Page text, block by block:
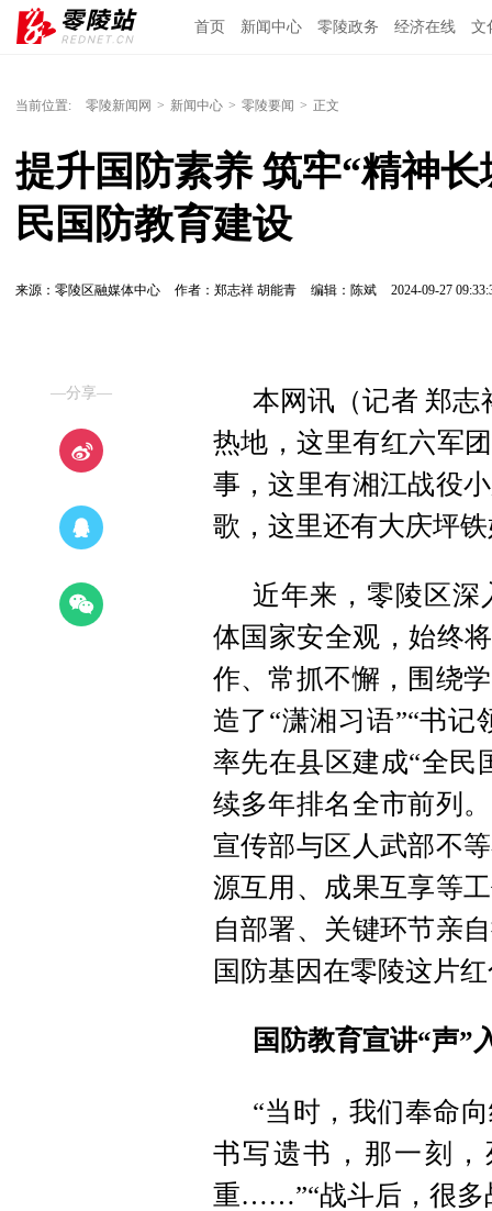
首页 新闻中心 零陵政务 经济在线 文
当前位置: 零陵新闻网 > 新闻中心 > 零陵要闻 > 正文
提升国防素养 筑牢“精神
民国防教育建设
来源：零陵区融媒体中心 作者：郑志祥 胡能青 编辑：陈斌 2024-09-27
—分享— 本网讯（记者郑志
热地，这里有红六军
事，这里有湘江战役
歌，这里还有大庆坪
近年来，零陵区深
体国家安全观，始终
作、常抓不懈，围绕
造了“潇湘习语”“书记
率先在县区建成“全民
续多年排名全市前列
宣传部与区人武部不
源互用、成果互享等
自部署、关键环节亲
国防基因在零陵这片
国防教育宣讲“声”
“当时，我们奉命
书写遗书，那一刻
重……”“战斗后，很